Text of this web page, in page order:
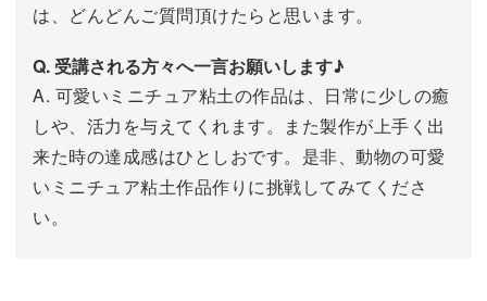
は、どんどんご質問頂けたらと思います。
Q. 受講される方々へ一言お願いします♪
A. 可愛いミニチュア粘土の作品は、日常に少しの癒
しや、活力を与えてくれます。また製作が上手く出
来た時の達成感はひとしおです。是非、動物の可愛
いミニチュア粘土作品作りに挑戦してみてくださ
い。